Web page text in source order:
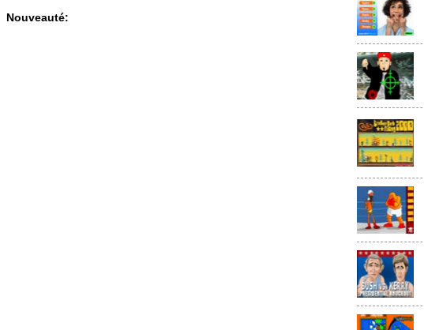
Nouveauté: